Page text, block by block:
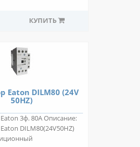
КУПИТЬ
Eaton DILM80 (24V
50HZ)
3ф. 80А Описание:
DILM80(24V50HZ)